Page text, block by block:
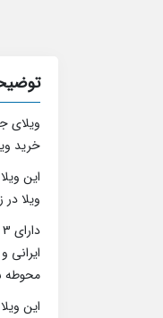
ویلای
خرید
این
ویلا در زمینی به مساحت 290
ایرانی
محوطه
این ویلا در منطقه‌ای